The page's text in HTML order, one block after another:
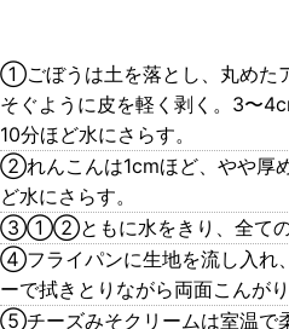
①ごぼうは土を落とし、丸めた
そぐように皮を軽く剥く。3〜
10分ほど水にさらす。
②れんこんは1cmほど、やや厚
ど水にさらす。
③①②ともに水をきり、全ての
④フライパンに生地を流し入れ
ーで拭きとりながら両面こんがり
⑤チーズみそクリームは室温で